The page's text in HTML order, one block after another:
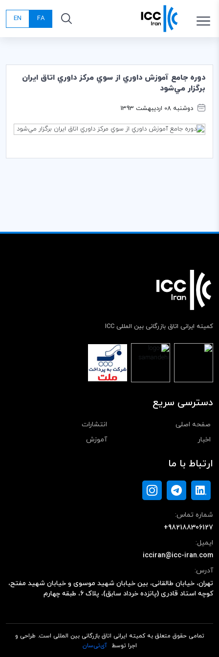
FA
EN
دوره جامع آموزش داوري از سوي مركز داوري اتاق ايران
برگزار مي‌شود
دوشنبه 08 اردیبهشت 1393
کمیته ایرانی اتاق بازرگانی بین المللی ICC
دسترسی سریع
صفحه اصلی
انتشارات
اخبار
آموزش
ارتباط با ما
شماره تماس:
+982188306127
ایمیل:
icciran@icc-iran.com
آدرس:
تهران، خیابان طالقانی، بین خیابان شهید موسوی و خیابان شهید مفتح،
کوچه استاد قادری (پانزده خرداد سابق)، پلاک ۶، طبقه چهارم
تمامی حقوق متعلق به کمیته ایرانی اتاق بازرگانی بین المللی است. طراحی و
اجرا توسط
آی‌تی‌سان